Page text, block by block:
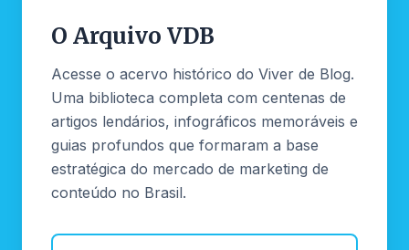
O Arquivo VDB
Acesse o acervo histórico do Viver de Blog.
Uma biblioteca completa com centenas de
artigos lendários, infográficos memoráveis e
guias profundos que formaram a base
estratégica do mercado de marketing de
conteúdo no Brasil.